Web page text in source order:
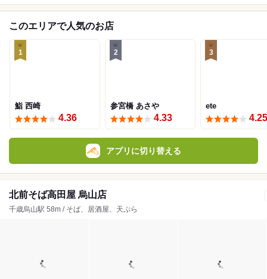
このエリアで人気のお店
1
鮨 西崎
4.36
2
参宮橋 あさや
4.33
3
ete
4.25
アプリに切り替える
北前そば高田屋 烏山店
千歳烏山駅 58m / そば、居酒屋、天ぷら